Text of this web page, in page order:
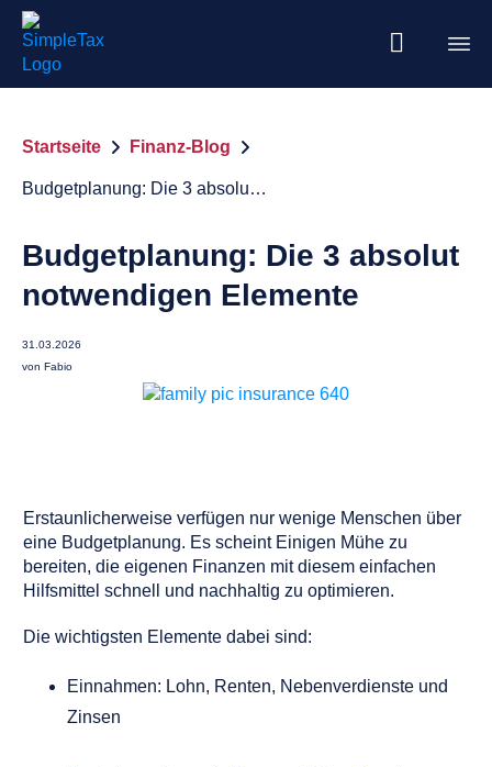
Startseite Finanz-Blog
Budgetplanung: Die 3 absolut notwendigen Elemente
Budgetplanung: Die 3 absolut
notwendigen Elemente
31.03.2026
von Fabio
Erstaunlicherweise verfügen nur wenige Menschen über
eine Budgetplanung. Es scheint Einigen Mühe zu
bereiten, die eigenen Finanzen mit diesem einfachen
Hilfsmittel schnell und nachhaltig zu optimieren.
Die wichtigsten Elemente dabei sind:
Einnahmen: Lohn, Renten, Nebenverdienste und
Zinsen